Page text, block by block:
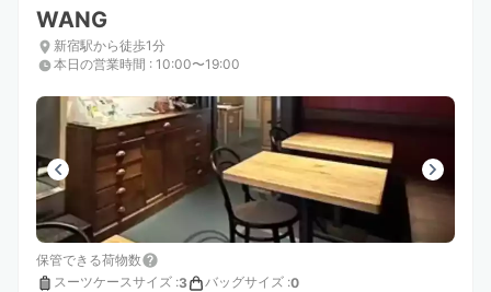
WANG
新宿駅から徒歩1分
本日の営業時間 : 10:00〜19:00
保管できる荷物数
スーツケースサイズ :3 バッグサイズ :0